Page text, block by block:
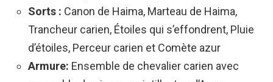
Sorts : Canon de Haima, Marteau de Haima,
Trancheur carien, Étoiles qui s’effondrent, Pluie
d’étoiles, Perceur carien et Comète azur
Armure: Ensemble de chevalier carien avec